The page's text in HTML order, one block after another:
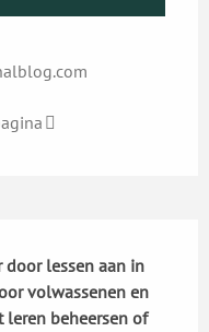
door lessen aan in
volwassenen en
leren beheersen of